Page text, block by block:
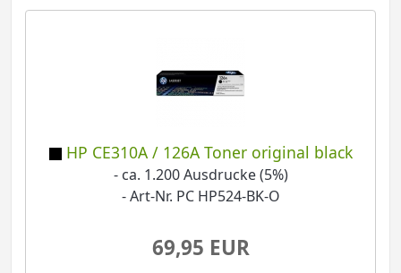
HP CE310A / 126A Toner original black
- ca. 1.200 Ausdrucke (5%)
- Art-Nr. PC HP524-BK-O
69,95 EUR